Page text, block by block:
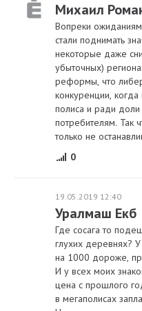
Михаил
Вопреки
стали поднимать
некоторые даже
убыточных)
реформы, что
конкуренции, когда
полиса и ради доли
потребителям. Так
только не
0
19.05.2019 12:40
Уралмаш Екб
Где сосага то
глухих деревнях?
на 1000 дороже,
И у всех моих
цена с прошлого
в мегаполисах